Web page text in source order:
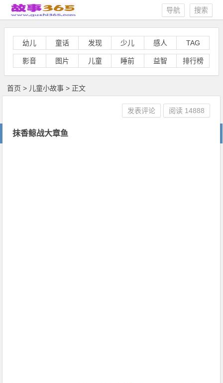
搜索
导航
幼儿 童话 发现 少儿 感人 TAG
影音 图片 儿童 睡前 益智 排行榜
首页 > 儿童小故事 > 正文
抹香鲸战大章鱼
发表评论 阅读 14888